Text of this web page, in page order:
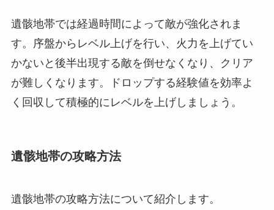
遺骸地帯では経過時間によって敵が強化されま
す。序盤からレベル上げを行い、火力を上げてい
かないと後半出現する敵を倒せなくなり、クリア
が難しくなります。ドロップする経験値を効率よ
く回収して積極的にレベルを上げしましょう。
遺骸地帯の攻略方法
遺骸地帯の攻略方法について紹介します。